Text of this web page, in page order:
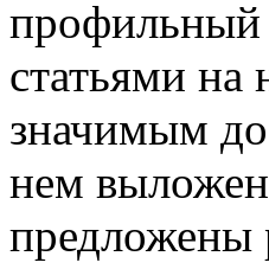
профильный
статьями
значимым
нем
предложены